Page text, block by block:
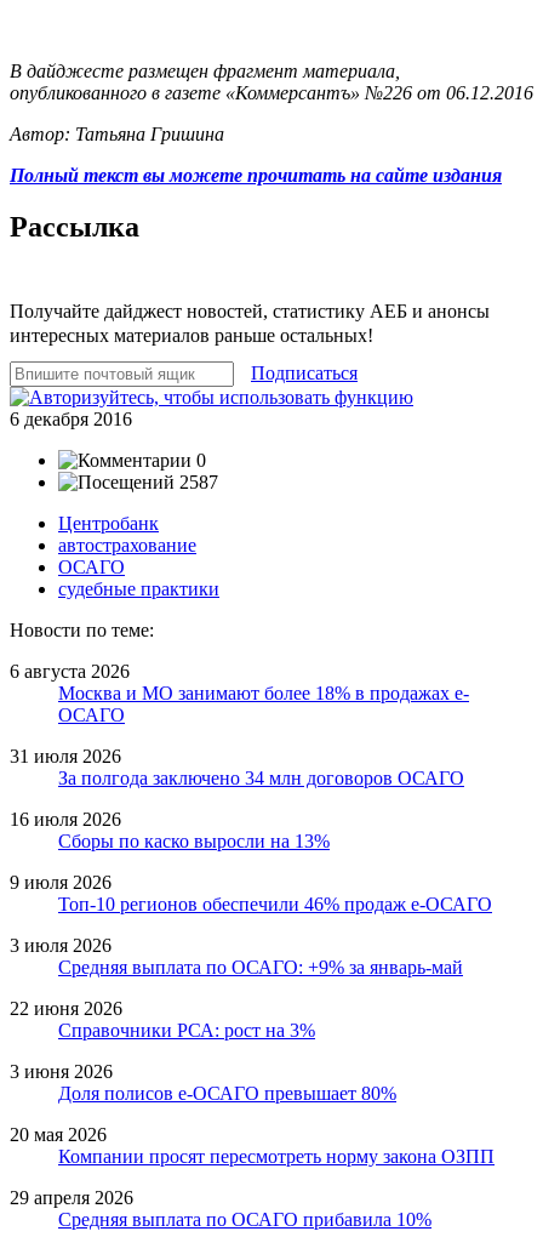
В дайджесте размещен фрагмент материала,
опубликованного в газете «Коммерсантъ» №226 от 06.12.2016
Автор: Татьяна Гришина
Полный текст вы можете прочитать на сайте издания
Рассылка
Получайте дайджест новостей, статистику АЕБ и анонсы
интересных материалов раньше остальных!
Подписаться
6 декабря 2016
0
2587
Центробанк
автострахование
ОСАГО
судебные практики
Новости по теме:
6 августа 2026
Москва и МО занимают более 18% в продажах е-
ОСАГО
31 июля 2026
За полгода заключено 34 млн договоров ОСАГО
16 июля 2026
Сборы по каско выросли на 13%
9 июля 2026
Топ-10 регионов обеспечили 46% продаж е-ОСАГО
3 июля 2026
Средняя выплата по ОСАГО: +9% за январь-май
22 июня 2026
Справочники РСА: рост на 3%
3 июня 2026
Доля полисов е-ОСАГО превышает 80%
20 мая 2026
Компании просят пересмотреть норму закона ОЗПП
29 апреля 2026
Средняя выплата по ОСАГО прибавила 10%